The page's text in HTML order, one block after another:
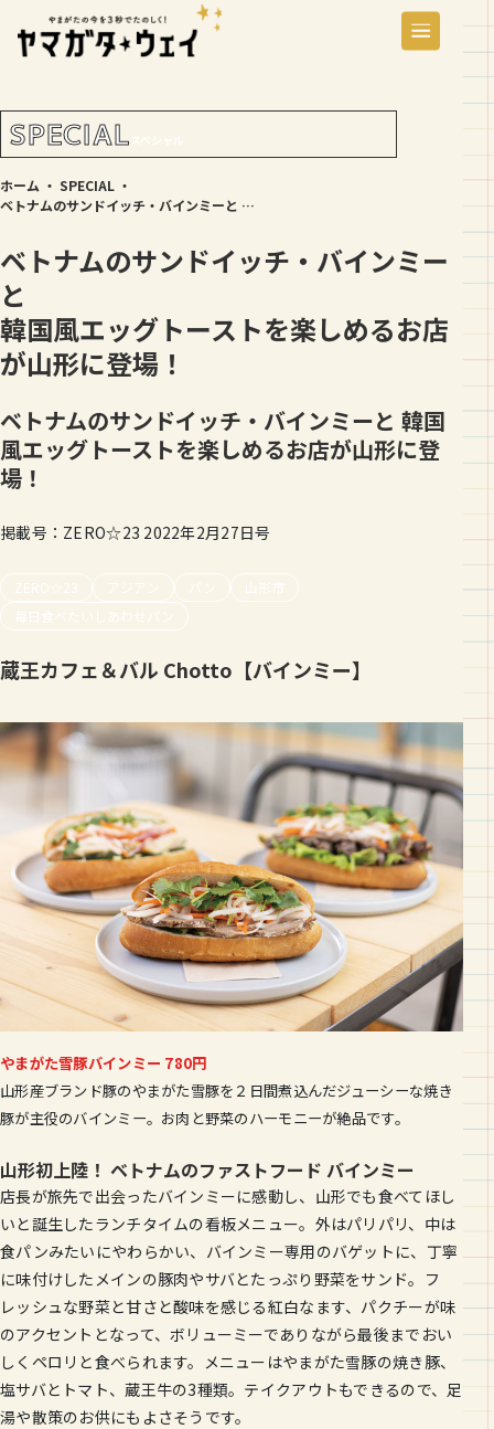
SPECIAL スペシャル
ホーム ・ SPECIAL ・
ベトナムのサンドイッチ・バインミーと 韓国風エッグトーストを楽しめるお店が山形に登場！
ベトナムのサンドイッチ・バインミー
と
韓国風エッグトーストを楽しめるお店
が山形に登場！
ベトナムのサンドイッチ・バインミーと 韓国
風エッグトーストを楽しめるお店が山形に登
場！
掲載号：ZERO☆23 2022年2月27日号
ZERO☆23 アジアン
山形市
毎日食べたいしあわせパン
蔵王カフェ＆バル Chotto【バインミー】
やまがた雪豚バインミー 780円
山形産ブランド豚のやまがた雪豚を２日間煮込んだジューシーな焼き
豚が主役のバインミー。お肉と野菜のハーモニーが絶品です。
山形初上陸！ ベトナムのファストフード バインミー
店長が旅先で出会ったバインミーに感動し、山形でも食べてほし
いと誕生したランチタイムの看板メニュー。外はパリパリ、中は
食パンみたいにやわらかい、バインミー専用のバゲットに、丁寧
に味付けしたメインの豚肉やサバとたっぷり野菜をサンド。フ
レッシュな野菜と甘さと酸味を感じる紅白なます、パクチーが味
のアクセントとなって、ボリューミーでありながら最後までおい
しくペロリと食べられます。メニューはやまがた雪豚の焼き豚、
塩サバとトマト、蔵王牛の3種類。テイクアウトもできるので、足
湯や散策のお供にもよさそうです。